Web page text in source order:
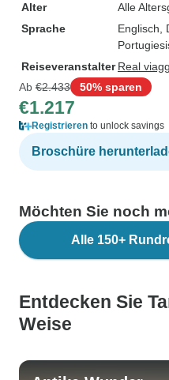
Alter
Alle
Sprache
Englisch,
Reiseveranstalter Real
Ab €2.433 50% sparen
€1.217
Registrieren to unlock savings
Broschüre
Möchten Sie noch
Alle 150+
Entdecken Sie
Weise